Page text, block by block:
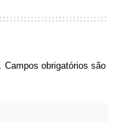
Campos obrigatórios são